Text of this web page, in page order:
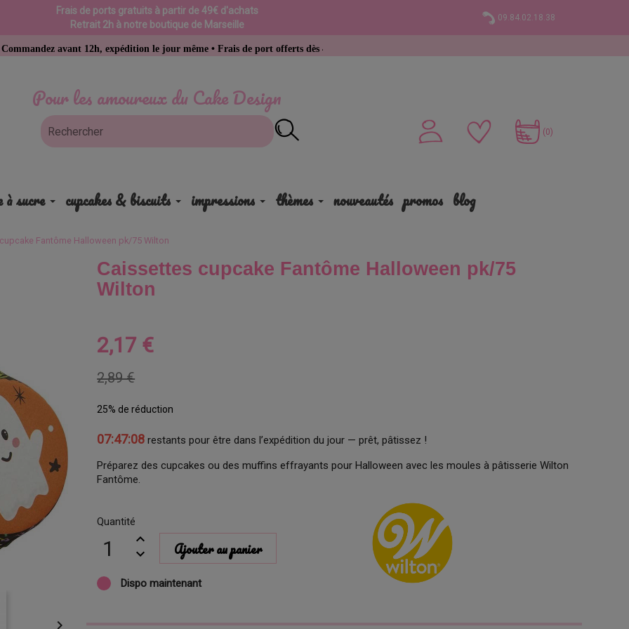
Frais de ports gratuits à partir de 49€ d'achats
Retrait 2h à notre boutique de Marseille
09.84.02.18.38
Pour les amoureux du Cake Design
avant 12h, expédition le jour même • Frais de port offerts dès 49 € d’achat
(0)
à sucre cupcakes & biscuits impressions thèmes nouveautés promos blog
Fantôme Halloween pk/75 Wilton

Caissettes cupcake Fantôme Halloween pk/75
Wilton
2,17 €
2,89 €
25% de réduction
07:47:07 restants pour être dans l’expédition du jour — prêt, pâtissez !
Préparez des cupcakes ou des muffins effrayants pour Halloween avec les moules à pâtisserie Wilton
Fantôme.
Quantité
Ajouter au panier
Dispo maintenant